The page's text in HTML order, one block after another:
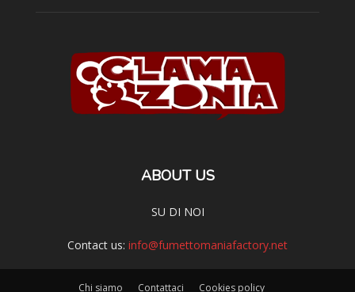
ABOUT US
SU DI NOI
Contact us: info@fumettomaniafactory.net
Chi siamo Contattaci Cookies policy